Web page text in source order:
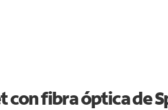
con fibra óptica de